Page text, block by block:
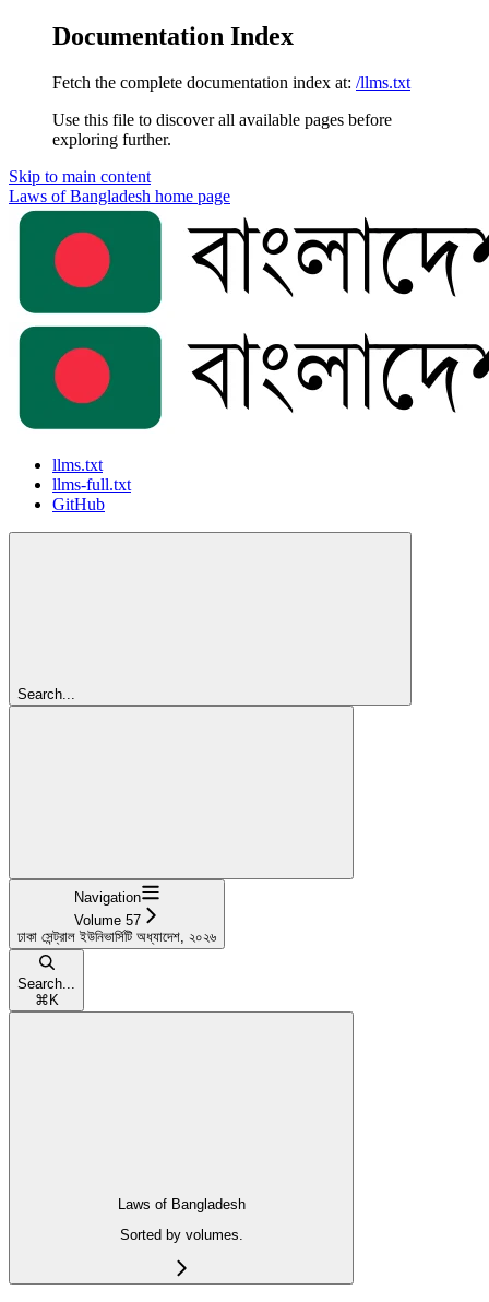
Documentation Index
Fetch the complete documentation index at: /llms.txt
Use this file to discover all available pages before
exploring further.
Skip to main content
Laws of Bangladesh home page
llms.txt
llms-full.txt
GitHub
Search...
Navigation
Volume 57
ঢাকা সেন্ট্রাল ইউনিভার্সিটি অধ্যাদেশ, ২০২৬
Search...
⌘ K
Laws of Bangladesh
Sorted by volumes.